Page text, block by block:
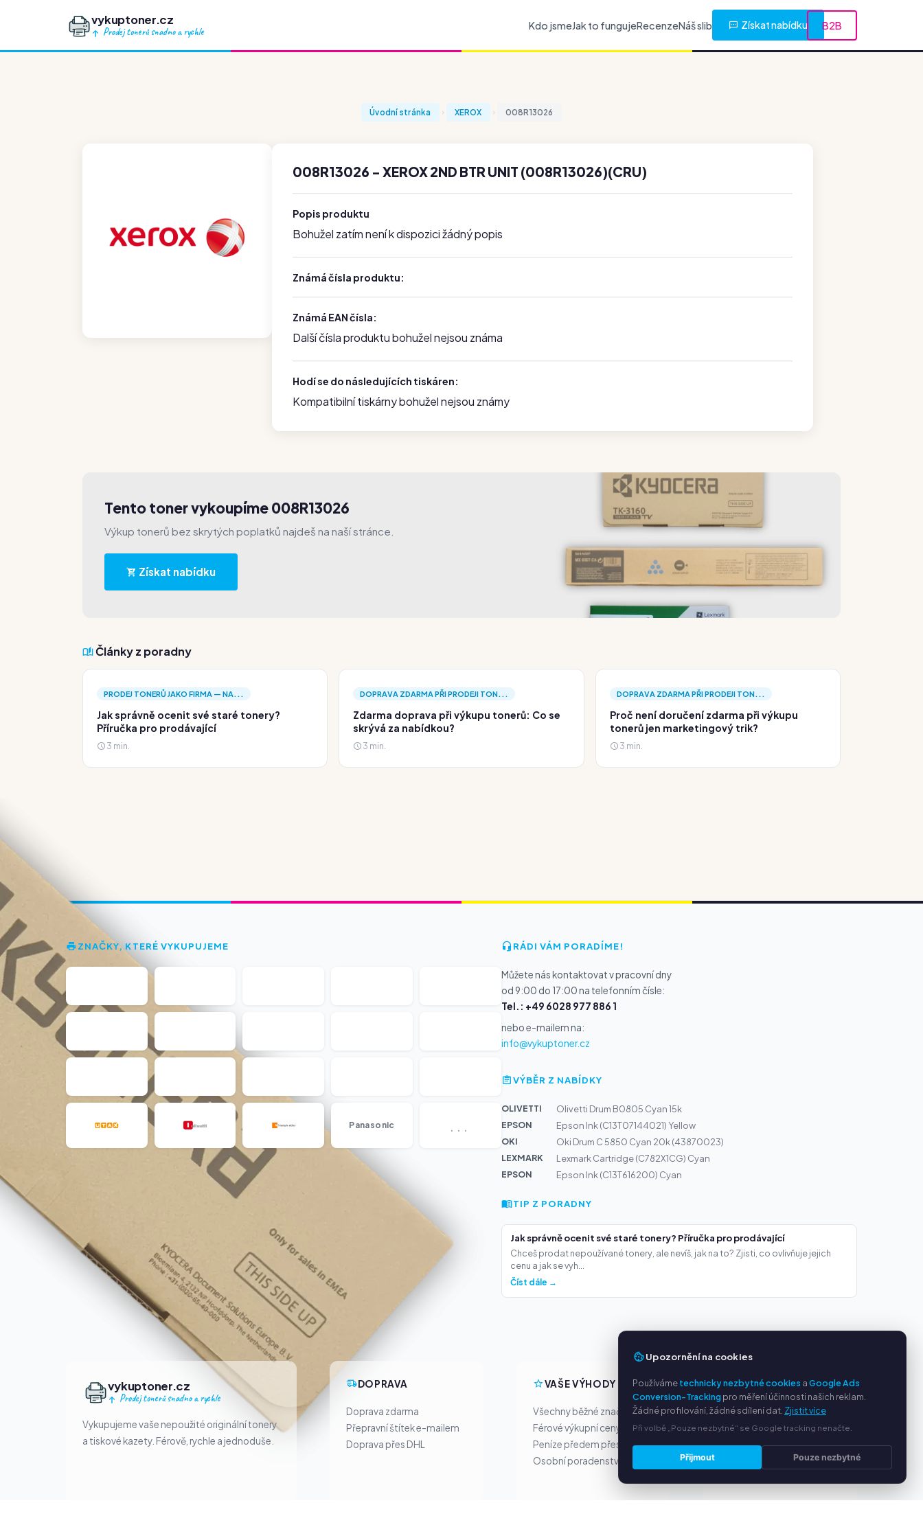
vykuptoner.cz
Prodej tonerů snadno a rychle
Kdo jsmeJak to fungujeRecenzeNáš slib Získat nabídku B2B
Úvodní stránka XEROX 008R13026
008R13026 - XEROX 2ND BTR UNIT (008R13026)(CRU)
Popis produktu
Bohužel zatím není k dispozici žádný popis
Známá čísla produktu:
Známá EAN čísla:
Další čísla produktu bohužel nejsou známa
Hodí se do následujících tiskáren:
Kompatibilní tiskárny bohužel nejsou známy
Tento toner vykoupíme 008R13026
Výkup tonerů bez skrytých poplatků najdeš na naší stránce.
Získat nabídku
Články z poradny
PRODEJ TONERŮ JAKO FIRMA — NA...
Jak správně ocenit své staré tonery?
Příručka pro prodávající
3 min.
DOPRAVA ZDARMA PŘI PRODEJI TON...
Zdarma doprava při výkupu tonerů: Co se
skrývá za nabídkou?
3 min.
DOPRAVA ZDARMA PŘI PRODEJI TON...
Proč není doručení zdarma při výkupu
tonerů jen marketingový trik?
3 min.
ZNAČKY, KTERÉ VYKUPUJEME
Panasonic ...
RÁDI VÁM PORADÍME!
Můžete nás kontaktovat v pracovní dny
od 9:00 do 17:00 na telefonním čísle:
Tel.: +49 6028 977 886 1
nebo e-mailem na:
info@vykuptoner.cz
VÝBĚR Z NABÍDKY
OLIVETTI
Olivetti Drum B0805 Cyan 15k
EPSON
Epson Ink (C13T07144021) Yellow
OKI
Oki Drum C 5850 Cyan 20k (43870023)
LEXMARK
Lexmark Cartridge (C782X1CG) Cyan
EPSON
Epson Ink (C13T616200) Cyan
TIP Z PORADNY
Jak správně ocenit své staré tonery? Příručka pro prodávající
Chceš prodat nepoužívané tonery, ale nevíš, jak na to? Zjisti, co ovlivňuje jejich
cenu a jak se vyh...
Číst dále →
vykuptoner.cz
Prodej tonerů snadno a rychle
Vykupujeme vaše nepoužité originální tonery
a tiskové kazety. Férově, rychle a jednoduše.
DOPRAVA
Doprava zdarma
Přepravní štítek e-mailem
Doprava přes DHL
VAŠE VÝHODY
Všechny běžné značky
Férové výkupní ceny
Peníze předem přes PayPal
Osobní poradenství
SLUŽBY
O nás
Ochrana osobních údajů
Kontakt / Právní informace
Časté dotazy (FAQ)
Upozornění na cookies
Používámetechnicky nezbytné cookies aGoogle Ads
Conversion-Trackingpro měření účinnosti našich reklam.
Žádné profilování, žádné sdílení dat. Zjistit více
Při volbě „Pouze nezbytné“ se Google tracking nenačte.
Přijmout Pouze nezbytné